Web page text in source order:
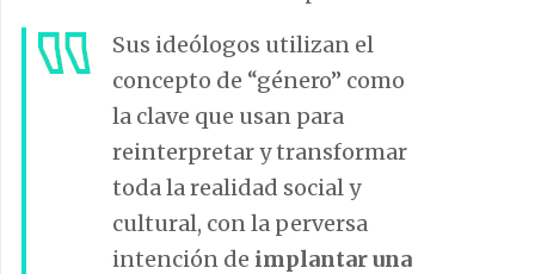
Sus ideólogos utilizan el
concepto de “género” como
la clave que usan para
reinterpretar y transformar
toda la realidad social y
cultural, con la perversa
intención de implantar una